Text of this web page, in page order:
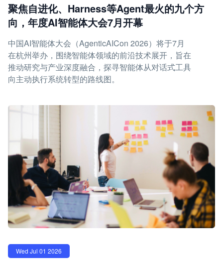
聚焦自进化、Harness等Agent最火的九个方
向，年度AI智能体大会7月开幕
中国AI智能体大会（AgenticAICon 2026）将于7月
在杭州举办，围绕智能体领域的前沿技术展开，旨在
推动研究与产业深度融合，探寻智能体从对话式工具
向主动执行系统转型的路线图。
Wed Jul 01 2026